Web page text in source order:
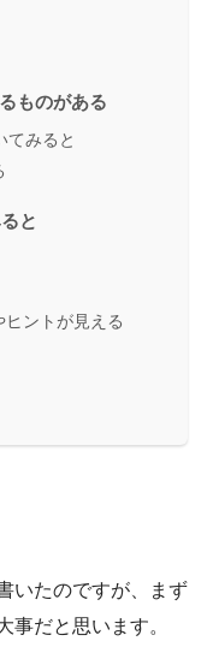
ものがある
てみると
と
ントが見える
いたのですが、まず
事だと思います。